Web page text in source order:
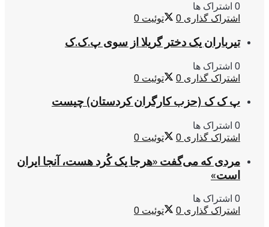
0 اشتراک ها
اشتراک گذاری 0 توئیت 0
تیرباران یک دختر گریلا از سوی پ.ک.ک
0 اشتراک ها
اشتراک گذاری 0 توئیت 0
پ ک ک (حزب کارگران کردستان) چیست
0 اشتراک ها
اشتراک گذاری 0 توئیت 0
مردی که می‌گفت «هرجا یک کُرد هست، آنجا ایران
است»
0 اشتراک ها
اشتراک گذاری 0 توئیت 0